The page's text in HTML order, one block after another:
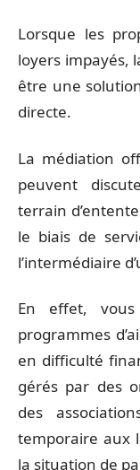
Lorsque les
loyers impayés,
être une
directe.
La médiation
peuvent
terrain
le biais de
l’intermédiaire
En effet,
programmes
en difficulté
gérés par des
des
temporaire aux
la situation de